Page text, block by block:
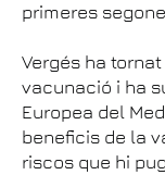
primeres
Vergés ha
vacunació i ha
Europea del
beneficis de la
riscos que hi